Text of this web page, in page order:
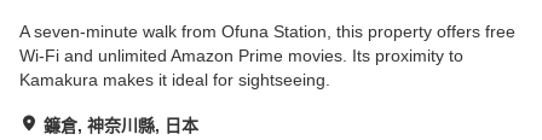
A seven-minute walk from Ofuna Station, this property offers free
Wi-Fi and unlimited Amazon Prime movies. Its proximity to
Kamakura makes it ideal for sightseeing.
鐮倉, 神奈川縣, 日本